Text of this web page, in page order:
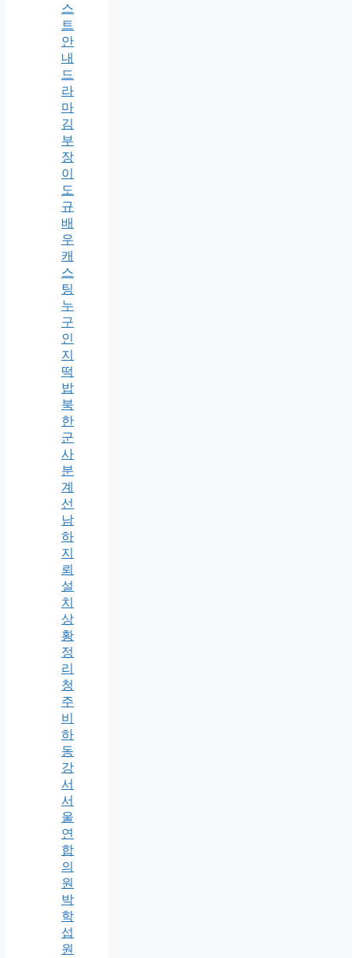
스
트
안
내
드
라
마
김
부
장
이
도
규
배
우
캐
스
팅
누
구
인
지
떡
밥
북
한
군
사
분
계
선
남
하
지
뢰
설
치
상
황
정
리
청
주
비
하
동
강
서
서
울
연
합
의
원
박
학
섭
원